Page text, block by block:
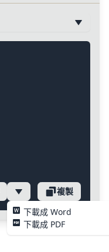
下載成 Word
下載成 PDF
複製